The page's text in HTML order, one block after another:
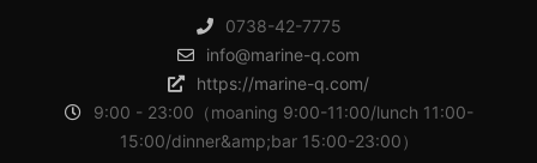
0738-42-7775
info@marine-q.com
https://marine-q.com/
9:00 - 23:00（moaning 9:00-11:00/lunch 11:00-
15:00/dinner&amp;bar 15:00-23:00）